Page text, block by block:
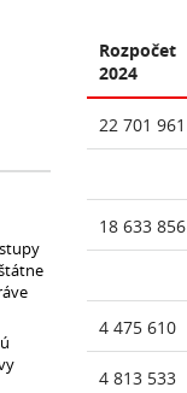
Rozpočet
2024
22 701 961
18 633 856
4 475 610
4 813 533